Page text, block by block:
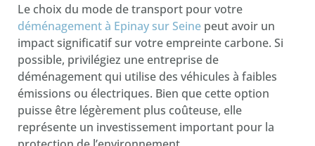
Le choix du mode de transport pour votre
déménagement à Epinay sur Seine peut avoir un
impact significatif sur votre empreinte carbone. Si
possible, privilégiez une entreprise de
déménagement qui utilise des véhicules à faibles
émissions ou électriques. Bien que cette option
puisse être légèrement plus coûteuse, elle
représente un investissement important pour la